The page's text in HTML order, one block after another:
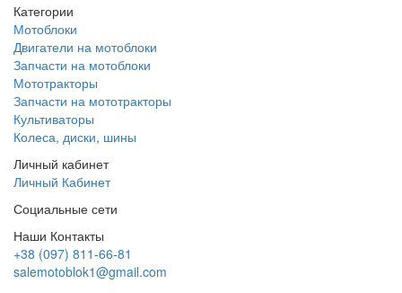
Категории
Мотоблоки
Двигатели на мотоблоки
Запчасти на мотоблоки
Мототракторы
Запчасти на мототракторы
Культиваторы
Колеса, диски, шины
Личный кабинет
Личный Кабинет
Социальные сети
Наши Контакты
+38 (097) 811-66-81
salemotoblok1@gmail.com